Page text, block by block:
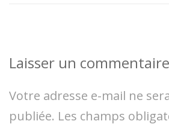
Laisser un commentaire
Votre adresse e-mail ne
publiée. Les champs